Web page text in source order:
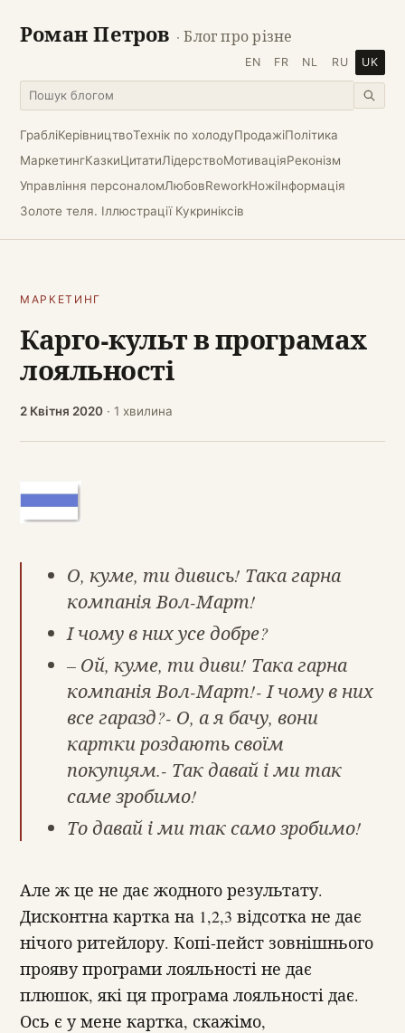
Роман Петров · Блог про різне
EN FR NL RU UK
ГрабліКерівництвоТехнік по холодуПродажіПолітика
МаркетингКазкиЦитатиЛідерствоМотиваціяРеконізм
Управління персоналомЛюбовReworkНожіІнформація
Золоте теля. Іллюстрації Кукриніксів
МАРКЕТИНГ
Карго-культ в програмах
лояльності
2 Квітня 2020 · 1 хвилина
О, куме, ти дивись! Така гарна
компанія Вол-Март!
І чому в них усе добре?
– Ой, куме, ти диви! Така гарна
компанія Вол-Март!- І чому в них
все гаразд?- О, а я бачу, вони
картки роздають своїм
покупцям.- Так давай і ми так
саме зробимо!
То давай і ми так само зробимо!
Але ж це не дає жодного результату.
Дисконтна картка на 1,2,3 відсотка не дає
нічого ритейлору. Копі-пейст зовнішнього
прояву програми лояльності не дає
плюшок, які ця програма лояльності дає.
Ось є у мене картка, скажімо,